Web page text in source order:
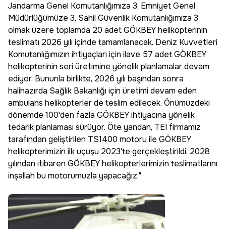
Jandarma Genel Komutanlığımıza 3, Emniyet Genel
Müdürlüğümüze 3, Sahil Güvenlik Komutanlığımıza 3
olmak üzere toplamda 20 adet GÖKBEY helikopterinin
teslimatı 2026 yılı içinde tamamlanacak. Deniz Kuvvetleri
Komutanlığımızın ihtiyaçları için ilave 57 adet GÖKBEY
helikopterinin seri üretimine yönelik planlamalar devam
ediyor. Bununla birlikte, 2026 yılı başından sonra
halihazırda Sağlık Bakanlığı için üretimi devam eden
ambulans helikopterler de teslim edilecek. Önümüzdeki
dönemde 100'den fazla GÖKBEY ihtiyacına yönelik
tedarik planlaması sürüyor. Öte yandan, TEI firmamız
tarafından geliştirilen TS1400 motoru ile GÖKBEY
helikopterimizin ilk uçuşu 2023'te gerçekleştirildi. 2028
yılından itibaren GÖKBEY helikopterlerimizin teslimatlarını
inşallah bu motorumuzla yapacağız."